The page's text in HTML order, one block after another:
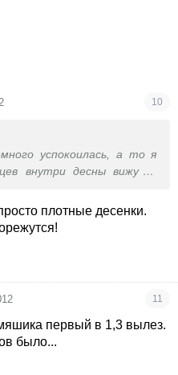
10
успокоилась, а то я
внутри десны вижу (а
до сих пор всё
плотные десенки.
11
первый в 1,3 вылез.
было...